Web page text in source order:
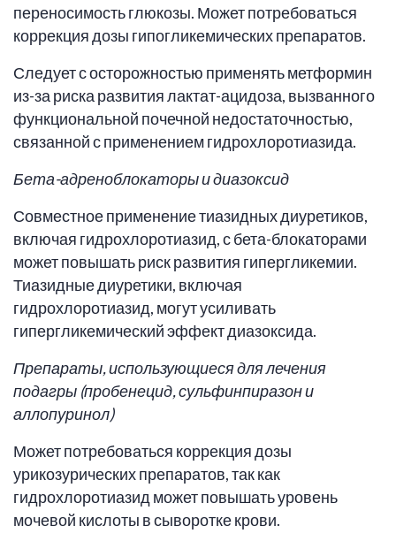
переносимость глюкозы. Может потребоваться
коррекция дозы гипогликемических препаратов.
Следует с осторожностью применять метформин
из-за риска развития лактат-ацидоза, вызванного
функциональной почечной недостаточностью,
связанной с применением гидрохлоротиазида.
Бета-адреноблокаторы и диазоксид
Совместное применение тиазидных диуретиков,
включая гидрохлоротиазид, с бета-блокаторами
может повышать риск развития гипергликемии.
Тиазидные диуретики, включая
гидрохлоротиазид, могут усиливать
гипергликемический эффект диазоксида.
Препараты, использующиеся для лечения
подагры (пробенецид, сульфинпиразон и
аллопуринол)
Может потребоваться коррекция дозы
урикозурических препаратов, так как
гидрохлоротиазид может повышать уровень
мочевой кислоты в сыворотке крови.